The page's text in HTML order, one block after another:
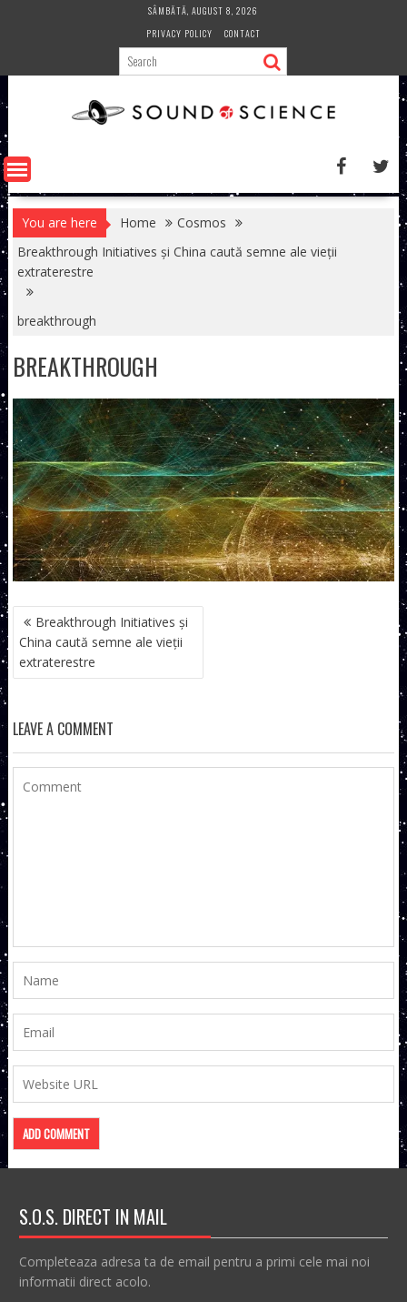
SÂMBĂTĂ, AUGUST 8, 2026
PRIVACY POLICY
CONTACT
You are here Home
Cosmos
Breakthrough Initiatives și China caută semne ale vieții
extraterestre
breakthrough
BREAKTHROUGH
NAVIGARE
ÎN
ARTICOLE
Breakthrough Initiatives și
China caută semne ale vieții
extraterestre
LEAVE A COMMENT
S.O.S. DIRECT IN MAIL
Completeaza adresa ta de email pentru a primi cele mai noi
informatii direct acolo.